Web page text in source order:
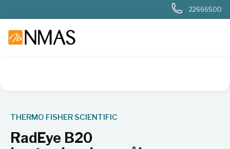
22666500
Nukleær, strålevern, beredskap,
THERMO FISHER SCIENTIFIC
RadEye B20